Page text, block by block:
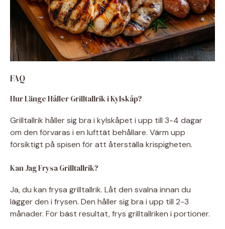
FAQ
Hur Länge Håller Grilltallrik i Kylskåp?
Grilltallrik håller sig bra i kylskåpet i upp till 3-4 dagar
om den förvaras i en lufttät behållare. Värm upp
försiktigt på spisen för att återställa krispigheten.
Kan Jag Frysa Grilltallrik?
Ja, du kan frysa grilltallrik. Låt den svalna innan du
lägger den i frysen. Den håller sig bra i upp till 2-3
månader. För bäst resultat, frys grilltallriken i portioner.